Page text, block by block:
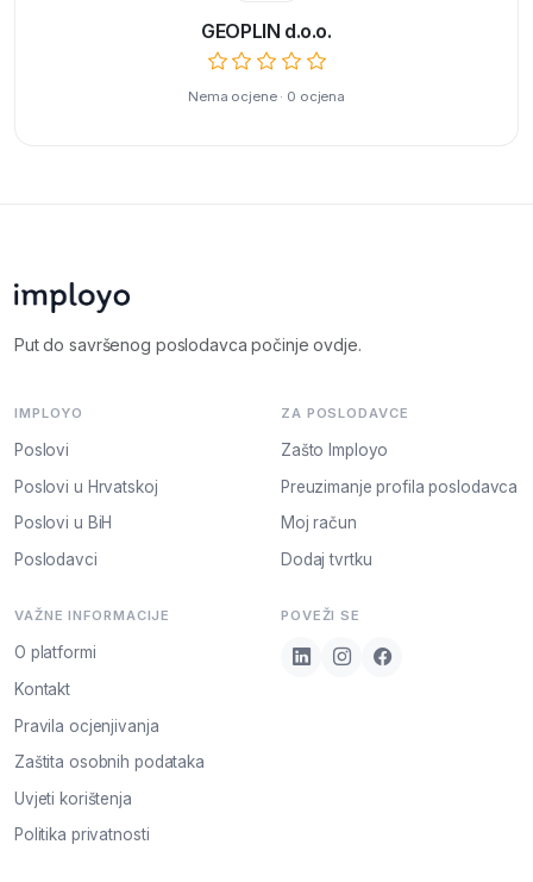
GEOPLIN d.o.o.
Nema ocjene · 0 ocjena
Put do savršenog poslodavca počinje ovdje.
IMPLOYO
Poslovi
Poslovi u Hrvatskoj
Poslovi u BiH
Poslodavci
ZA POSLODAVCE
Zašto Imployo
Preuzimanje profila poslodavca
Moj račun
Dodaj tvrtku
VAŽNE INFORMACIJE
O platformi
Kontakt
Pravila ocjenjivanja
Zaštita osobnih podataka
Uvjeti korištenja
Politika privatnosti
POVEŽI SE